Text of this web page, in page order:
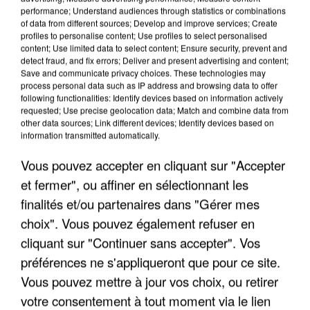
UNE TOURISTE DE L’OISE EMPORTÉE PAR UNE
COULÉE DE BOUE EN HAUTE-SAVOIE
performance; Understand audiences through statistics or combinations
of data from different sources; Develop and improve services; Create
profiles to personalise content; Use profiles to select personalised
content; Use limited data to select content; Ensure security, prevent and
detect fraud, and fix errors; Deliver and present advertising and content;
Save and communicate privacy choices. These technologies may
process personal data such as IP address and browsing data to offer
following functionalities: Identify devices based on information actively
requested; Use precise geolocation data; Match and combine data from
other data sources; Link different devices; Identify devices based on
information transmitted automatically.
Vous pouvez accepter en cliquant sur "Accepter
et fermer", ou affiner en sélectionnant les
finalités et/ou partenaires dans "Gérer mes
choix". Vous pouvez également refuser en
cliquant sur "Continuer sans accepter". Vos
préférences ne s'appliqueront que pour ce site.
Vous pouvez mettre à jour vos choix, ou retirer
votre consentement à tout moment via le lien